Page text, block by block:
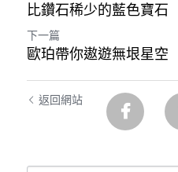
比鑽石稀少的藍色寶石
下一篇
歐珀帶你遨遊無垠星空
返回網站